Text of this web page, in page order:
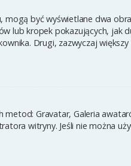
być wyświetlane dwa
lub kropek pokazujących, jak
Drugi, zazwyczaj
metod: Gravatar, Galeria
witryny. Jeśli nie można